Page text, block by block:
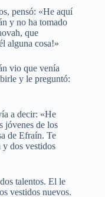
pensó: «He aquí
y no ha tomado
que
alguna cosa!»
vio que venía
y le preguntó:
a decir: «He
jóvenes de los
de Efraín. Te
y dos vestidos
talentos. El le
vestidos nuevos.